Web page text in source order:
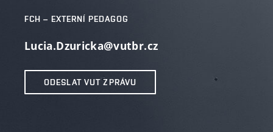
FCH – EXTERNÍ PEDAGOG
Lucia.Dzuricka@vutbr.cz
ODESLAT VUT ZPRÁVU